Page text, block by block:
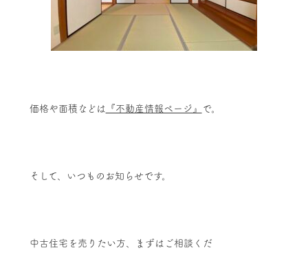
価格や面積などは 『不動産情報ページ』 で。
そして、いつものお知らせです。
中古住宅を売りたい方、まずはご相談くだ